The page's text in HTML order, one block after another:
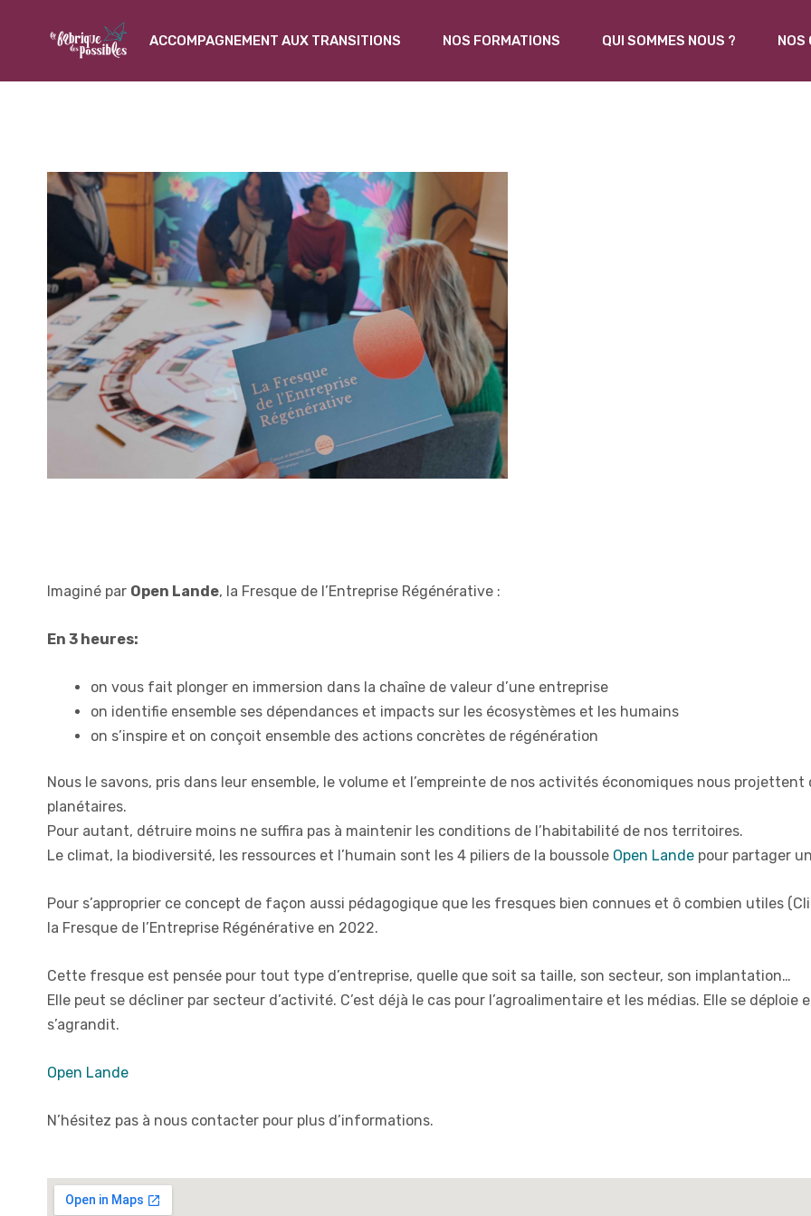
ACCOMPAGNEMENT AUX TRANSITIONS NOS FORMATIONS QUI SOMMES NOUS ? NOS
Imaginé par Open Lande, la Fresque de l’Entreprise Régénérative :
En 3 heures:
on vous fait plonger en immersion dans la chaîne de valeur d’une entreprise
on identifie ensemble ses dépendances et impacts sur les écosystèmes et les humains
on s’inspire et on conçoit ensemble des actions concrètes de régénération
Nous le savons, pris dans leur ensemble, le volume et l’empreinte de nos activités économiques nous
planétaires.
Pour autant, détruire moins ne suffira pas à maintenir les conditions de l’habitabilité de nos territoires.
Le climat, la biodiversité, les ressources et l’humain sont les 4 piliers de la boussole Open Lande pour partager
Pour s’approprier ce concept de façon aussi pédagogique que les fresques bien connues et ô combien utiles
la Fresque de l’Entreprise Régénérative en 2022.
Cette fresque est pensée pour tout type d’entreprise, quelle que soit sa taille, son secteur, son implantation…
Elle peut se décliner par secteur d’activité. C’est déjà le cas pour l’agroalimentaire et les médias. Elle se
s’agrandit.
Open Lande
N’hésitez pas à nous contacter pour plus d’informations.